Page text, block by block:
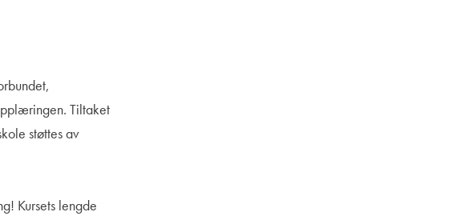
Tiltaket
støttes av
Kursets lengde